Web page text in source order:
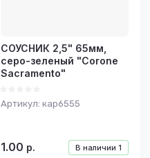
СОУСНИК 2,5" 65мм,
серо-зеленый "Corone
Sacramento"
Артикул: кар6555
В наличии 1
1.00 р.